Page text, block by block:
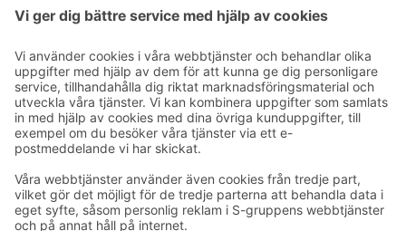
erlagda betalningen.
Ta kontakt
Kontaktuppgifter till hotellen
Feedback
Ge feedback
Sokos Hotels nyhetsbrev Utmärkelser och certifikat